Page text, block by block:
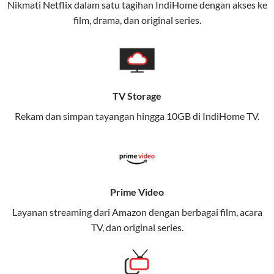
Layanan ini dirancang untuk memberikan
memungkinkan Anda menikmati internet cepat baik
di rumah maupun saat bepergian.
Dengan Telkomsel One, Anda tidak terikat pada satu
teknologi jaringan tertentu, sehingga bisa menikmati
Keunggulan Telkomsel One
Nikmati kecepatan internet super cepat untuk
streaming, gaming, dan bekerja dari rumah.
Memudahkan Anda dalam mengelola jaringan dan
Nikmati Netflix dalam satu tagihan IndiHome dengan akses ke
film, drama, dan original series.
TV Storage
Rekam dan simpan tayangan hingga 10GB di IndiHome TV.
Prime Video
Layanan streaming dari Amazon dengan berbagai film, acara
TV, dan original series.